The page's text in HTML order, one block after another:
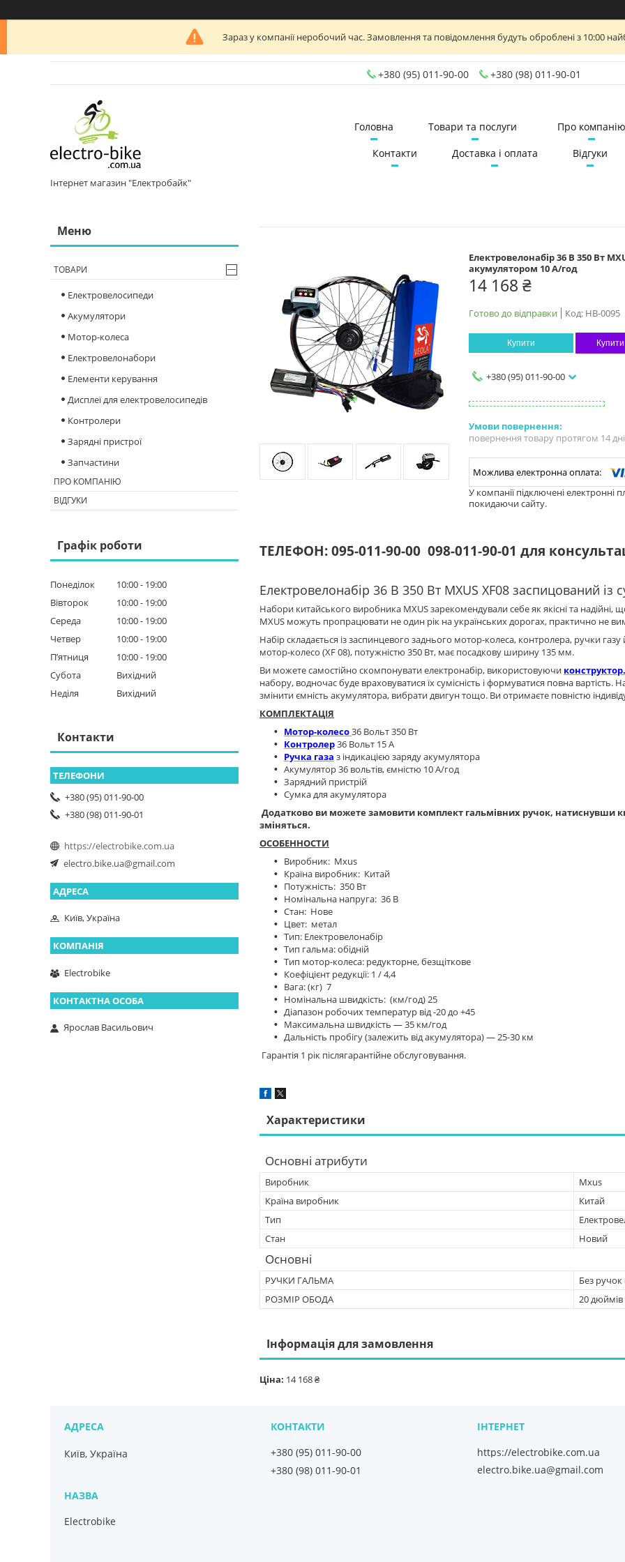
Зараз у компанії неробочий час. Замовлення та повідомлення будуть оброблені з 10:00
+380 (95) 011-90-00 +380 (98) 011-90-01
Інтернет магазин "Електробайк"
Головна Товари та послуги
Про компанію
Контакти
Доставка і оплата Відгуки
Електровелонабір 36 В 350 Вт
акумулятором 10 А/год
14 168 ₴
Готово до відправки Код: НВ-0095
Купити Купити
+380 (95) 011-90-00
повернення товару протягом 14
У компанії підключені
покидаючи сайту.
ТЕЛЕФОН: 095-011-90-00 098-011-90-01 для
Електровелонабір 36 В 350 Вт MXUS XF08 заспицований
Набори китайського виробника MXUS зарекомендували себе як якісні та
MXUS можуть пропрацювати не один рік на українських дорогах, практично не
Набір складається із заспинцевого заднього мотор-колеса, контролера, ручки
мотор-колесо (XF 08), потужністю 350 Вт, має посадкову ширину 135 мм.
Ви можете самостійно скомпонувати електронабір, використовуючи конструктор.
набору, водночас буде враховуватися їх сумісність і формуватися повна
змінити ємність акумулятора, вибрати двигун тощо. Ви отримаєте повністю
КОМПЛЕКТАЦІЯ
Мотор-колесо36 Вольт 350 Вт
Контролер36 Вольт 15 А
Ручка газа з індикацією заряду акумулятора
Акумулятор 36 вольтів, ємністю 10 А/год
Зарядний пристрій
Сумка для акумулятора
Додатково ви можете замовити комплект гальмівних ручок, натиснувши
зміняться.
ОСОБЕННОСТИ
Виробник: Mxus
Країна виробник: Китай
Потужність: 350 Вт
Номінальна напруга: 36 В
Стан: Нове
Цвет: метал
Тип: Електровелонабір
Тип гальма: обідній
Тип мотор-колеса: редукторне, безщіткове
Коефіцієнт редукції: 1 / 4,4
Вага: (кг) 7
Номінальна швидкість: (км/год) 25
Діапазон робочих температур від -20 до +45
Максимальна швидкість — 35 км/год
Дальність пробігу (залежить від акумулятора) — 25-30 км
Гарантія 1 рік післягарантійне обслуговування.
Характеристики
Основні атрибути
Виробник
Mxus
Країна виробник
Китай
Тип
Стан
Новий
Основні
РУЧКИ ГАЛЬМА
Без
РОЗМІР ОБОДА
20 дюймів
Інформація для замовлення
Ціна: 14 168 ₴
ТОВАРИ
Електровелосипеди
Акумулятори
Мотор-колеса
Електровелонабори
Елементи керування
Дисплеї для електровелосипедів
Контролери
Зарядні пристрої
Запчастини
ПРО КОМПАНІЮ
ВІДГУКИ
Графік роботи
Понеділок 10:00
19:00
Вівторок
10:00
19:00
Середа
10:00
19:00
Четвер
10:00
19:00
Пʼятниця
10:00
19:00
Субота
Вихідний
Неділя
Вихідний
Контакти
+380 (95) 011-90-00
+380 (98) 011-90-01
https://electrobike.com.ua
electro.bike.ua@gmail.com
Київ, Україна
Electrobike
Ярослав Васильович
Київ, Україна
Electrobike
+380 (95) 011-90-00
+380 (98) 011-90-01
https://electrobike.com.ua
electro.bike.ua@gmail.com